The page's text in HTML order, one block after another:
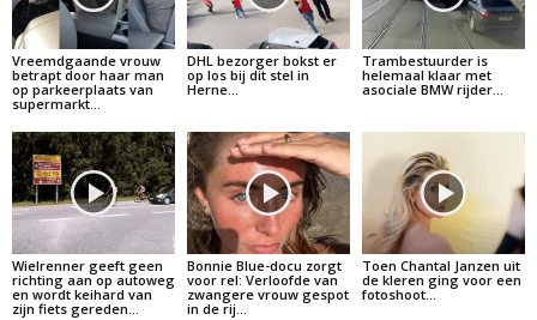
Vreemdgaande vrouw
betrapt door haar man
op parkeerplaats van
supermarkt…
DHL bezorger bokst er
op los bij dit stel in
Herne…
Trambestuurder is
helemaal klaar met
asociale BMW rijder…
Wielrenner geeft geen
richting aan op autoweg
en wordt keihard van
zijn fiets gereden…
Bonnie Blue-docu zorgt
voor rel: Verloofde van
zwangere vrouw gespot
in de rij…
Toen Chantal Janzen uit
de kleren ging voor een
fotoshoot…